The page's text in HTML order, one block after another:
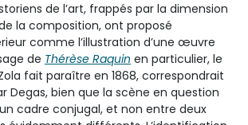
de l’art, frappés par la dimension
la composition, ont proposé
comme l’illustration d’une œuvre
de Thérèse Raquin en particulier, le
fait paraître en 1868, correspondrait
Degas, bien que la scène en question
cadre conjugal, et non entre deux